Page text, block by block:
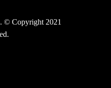
© Copyright 2021